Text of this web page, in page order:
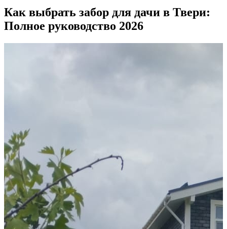
Как выбрать забор для дачи в Твери:
Полное руководство 2026